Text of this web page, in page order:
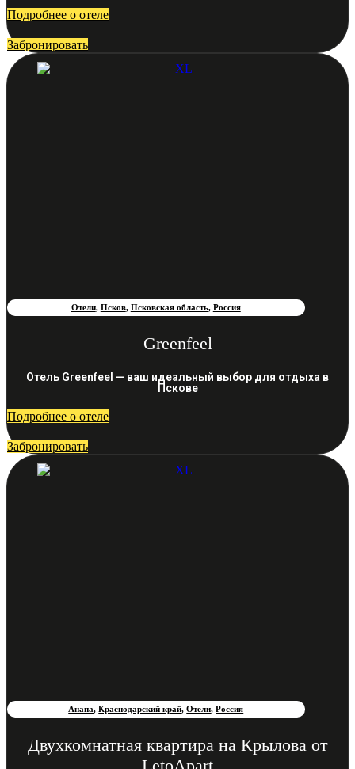
Подробнее о отеле
Забронировать
Отели, Псков, Псковская область, Россия
Greenfeel
Отель Greenfeel — ваш идеальный выбор для отдыха в
Пскове
Подробнее о отеле
Забронировать
Анапа,Краснодарский край,Отели,Россия
Двухкомнатная квартира на Крылова от